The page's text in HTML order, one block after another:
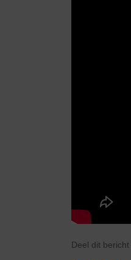
Deel dit bericht